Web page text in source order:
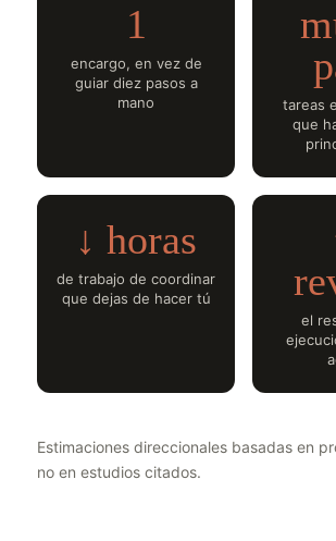
1
encargo, en vez de
guiar diez pasos a
mano
tareas
que
↓ horas
de trabajo de coordinar
que dejas de hacer tú
el
Estimaciones direccionales basadas en
no en estudios citados.